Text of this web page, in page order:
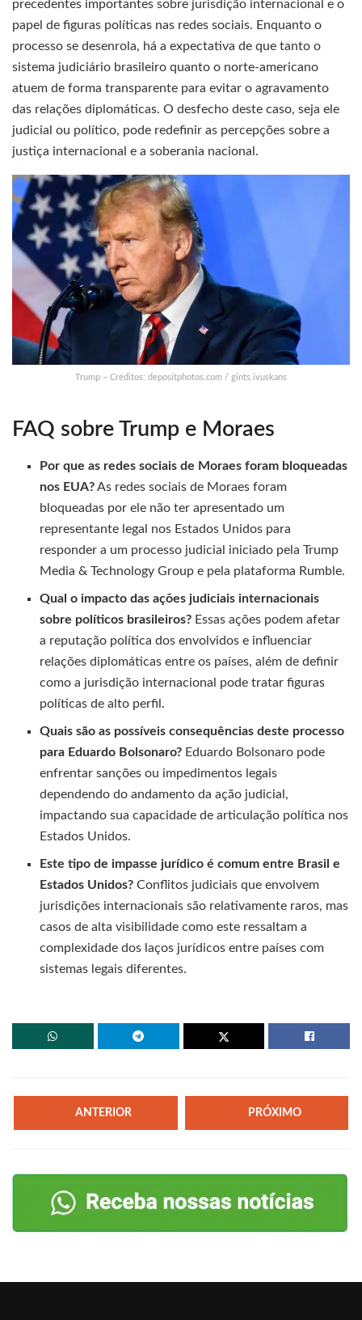
precedentes importantes sobre jurisdição internacional e o
papel de figuras políticas nas redes sociais. Enquanto o
processo se desenrola, há a expectativa de que tanto o
sistema judiciário brasileiro quanto o norte-americano
atuem de forma transparente para evitar o agravamento
das relações diplomáticas. O desfecho deste caso, seja ele
judicial ou político, pode redefinir as percepções sobre a
justiça internacional e a soberania nacional.
Trump – Créditos: depositphotos.com / gints.ivuskans
FAQ sobre Trump e Moraes
Por que as redes sociais de Moraes foram bloqueadas
nos EUA?As redes sociais de Moraes foram
bloqueadas por ele não ter apresentado um
representante legal nos Estados Unidos para
responder a um processo judicial iniciado pela Trump
Media & Technology Group e pela plataforma Rumble.
Qual o impacto das ações judiciais internacionais
sobre políticos brasileiros? Essas ações podem afetar
a reputação política dos envolvidos e influenciar
relações diplomáticas entre os países, além de definir
como a jurisdição internacional pode tratar figuras
políticas de alto perfil.
Quais são as possíveis consequências deste processo
para Eduardo Bolsonaro? Eduardo Bolsonaro pode
enfrentar sanções ou impedimentos legais
dependendo do andamento da ação judicial,
impactando sua capacidade de articulação política nos
Estados Unidos.
Este tipo de impasse jurídico é comum entre Brasil e
Estados Unidos? Conflitos judiciais que envolvem
jurisdições internacionais são relativamente raros, mas
casos de alta visibilidade como este ressaltam a
complexidade dos laços jurídicos entre países com
sistemas legais diferentes.
ANTERIOR PRÓXIMO